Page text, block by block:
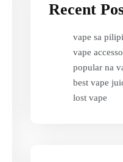
Recent
vape sa
vape
popular na
best vape
lost vape